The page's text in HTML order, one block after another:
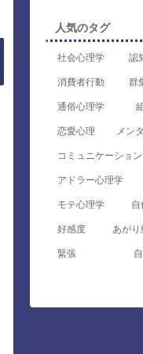
人気のタグ
社会心理学 認
消費者行動 群
通俗心理学
恋愛心理 メン
コミュニケーション
アドラー心理学
モテ心理学 自
好感度 あがり
緊張